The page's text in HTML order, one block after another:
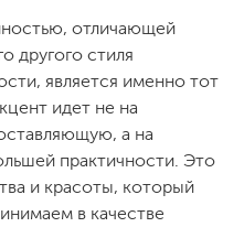
отличающей
другого стиля
является именно тот
идет не на
а на
практичности. Это
и красоты, который
в качестве